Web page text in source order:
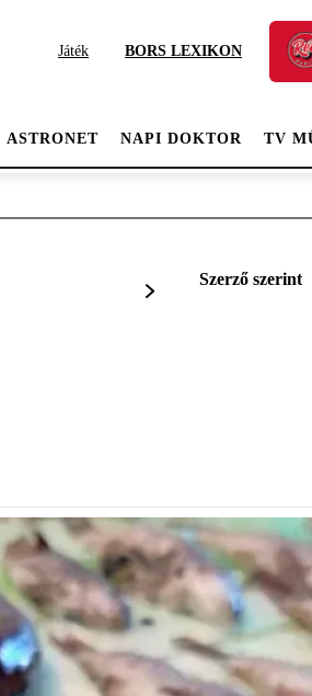
Játék BORS LEXIKON
ASTRONET NAPI DOKTOR TV
Szerző szerint